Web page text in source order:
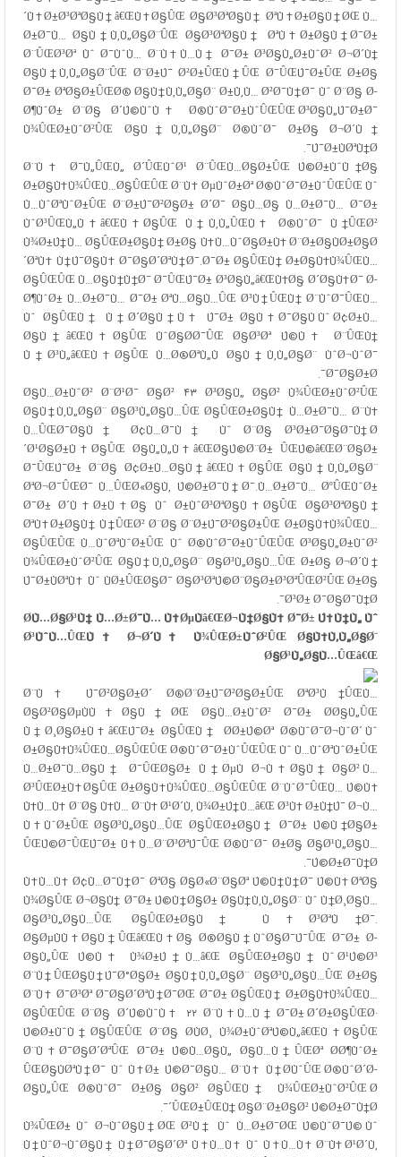
´Ù‡Ø±Ø³ØªØ§Ù†â€ŒÙ‡Ø§ÛŒ Ø§Ø³ØªØ§Ù† ØªÙ‡Ø±Ø§Ù†ØŒ Ù…
Ø±Ø¯Ù… Ø§Ù†Ù‚Ù„Ø§Ø¨ÛŒ Ø§Ø³ØªØ§Ù† ØªÙ‡Ø±Ø§Ù† Ø¯Ø±
Ø¨ÛŒØ³Øª Ùˆ Ø¯ÙˆÙ… Ø¨Ù‡Ù…Ù† Ø¯Ø± Ø³Ø§Ù„Ø±ÙˆØ² Ø¬Ø´Ù†
Ø§Ù†Ù‚Ù„Ø§Ø¨ÛŒ Ø¨Ø±Ú¯ Ø²Ø±ÛŒÙ†ÛŒ Ø¯ÛŒÚ¯Ø±ÛŒ Ø±Ø§
Ø¯Ø± ØªØ§Ø±ÛŒØ® Ø§Ù†Ù‚Ù„Ø§Ø¨ Ø±Ù‚Ù… Ø²Ø¯Ù†Ø¯ Ùˆ Ø¨Ø§ Ø­
Ø¶ÙˆØ± Ø¨Ø§ Ø´Ú©ÙˆÙ‡ Ø®ÙˆØ¯Ø±ÙˆÛŒÛŒ Ø³Ø§Ù„Ú¯Ø±Ø¯
Ù¾ÛŒØ±ÙˆØ²ÛŒ Ø§Ù†Ù‚Ù„Ø§Ø¨ Ø®ÙˆØ¯ Ø±Ø§ Ø¬Ø´Ù†
Ú¯Ø±ÙØªÙ†Ø¯.
Ø¨Ù‡ Ø¯Ù„ÛŒÙ„ Ø´ÛŒÙˆØ¹ Ø¨ÛŒÙ…Ø§Ø±ÛŒ Ú©Ø±ÙˆÙ†Ø§
Ø±Ø§Ù‡Ù¾ÛŒÙ…Ø§ÛŒÛŒ Ø¨Ù‡ ØµÙˆØ±Øª Ø®ÙˆØ¯Ø±ÙˆÛŒÛŒ Ùˆ
Ù…ÙˆØªÙˆØ±ÛŒ Ø¨Ø±Ú¯Ø²Ø§Ø± Ø´Ø¯ Ø§Ù…Ø§ Ù…Ø±Ø¯Ù… Ø¯Ø±
ÙˆØ³ÛŒÙ„Ù‡â€ŒÙ‡Ø§ÛŒ Ù†Ù‚Ù„ÛŒÙ‡ Ø®ÙˆØ¯ Ù†ÛŒØ²
Ù¾Ø±Ú†Ù… Ø§ÛŒØ±Ø§Ù† Ø±Ø§ Ù‡Ù…ÙˆØ§Ø±Ù‡ Ø¨Ø±Ø§ÙØ±Ø§Ø
´ØªÙ‡ Ù†Ú¯Ø§Ù‡ Ø¯Ø§Ø´ØªÙ†Ø¯.Ø¯Ø± Ø§ÛŒÙ† Ø±Ø§Ù‡Ù¾ÛŒÙ…
Ø§ÛŒÛŒ Ù…Ø§Ù†Ù†Ø¯ Ø¯ÛŒÚ¯Ø± Ø³Ø§Ù„â€ŒÙ‡Ø§ Ø´Ø§Ù‡Ø¯ Ø­
Ø¶ÙˆØ± Ù…Ø±Ø¯Ù… Ø¯Ø± ØªÙ…Ø§Ù…ÛŒ Ø³Ù†ÛŒÙ† Ø¨ÙˆØ¯ÛŒÙ…
Ùˆ Ø§ÛŒÙ† Ù†Ø´Ø§Ù†Ù‡ Ú¯Ø± Ø§Ù‡Ø¯Ø§Ù Ùˆ Ø¢Ø±Ù…
Ø§Ù†â€ŒÙ‡Ø§ÛŒ ÙˆØ§Ø­Ø¯ÛŒ Ø§Ø³Øª Ú©Ù‡ Ø¨ÛŒÙ†
Ù†Ø³Ù„â€ŒÙ‡Ø§ÛŒ Ù…Ø®ØªÙ„Ù Ø§Ù†Ù‚Ù„Ø§Ø¨ ÙˆØ¬ÙˆØ¯
Ø¯Ø§Ø±Ø¯.
Ø§Ù…Ø±ÙˆØ² Ø¨Ø¹Ø¯ Ø§Ø² ۴۳ Ø³Ø§Ù„ Ø§Ø² Ù¾ÛŒØ±ÙˆØ²ÛŒ
Ø§Ù†Ù‚Ù„Ø§Ø¨ Ø§Ø³Ù„Ø§Ù…ÛŒ Ø§ÛŒØ±Ø§Ù† Ù…Ø±Ø¯Ù… Ø¨Ù‡
Ù…ÛŒØ¯Ø§Ù† Ø¢Ù…Ø¯Ù† Ùˆ Ø¨Ø§ Ø³Ø±Ø¯Ø§Ø¯Ù† Ø
´Ø¹Ø§Ø±Ù‡Ø§ÛŒ Ø§Ù„Ù„Ù‡â€ŒØ§Ú©Ø¨Ø± ÛŒÚ©â€ŒØ¨Ø§Ø±
Ø¯ÛŒÚ¯Ø± Ø¨Ø§ Ø¢Ø±Ù…Ø§Ù†â€ŒÙ‡Ø§ÛŒ Ø§Ù†Ù‚Ù„Ø§Ø¨
ØªØ¬Ø¯ÛŒØ¯ Ù…ÛŒØ«Ø§Ù‚ Ú©Ø±Ø¯Ù†Ø¯.Ù…Ø±Ø¯Ù… ØºÛŒÙˆØ±
Ø¯Ø± Ø´Ù‡Ø±Ù‡Ø§ Ùˆ Ø±ÙˆØ³ØªØ§Ù‡Ø§ÛŒ Ø§Ø³ØªØ§Ù†
ØªÙ‡Ø±Ø§Ù† Ù†ÛŒØ² Ø¨Ø§ Ø¨Ø±Ú¯Ø²Ø§Ø±ÛŒ Ø±Ø§Ù‡Ù¾ÛŒÙ…
Ø§ÛŒÛŒ Ù…ÙˆØªÙˆØ±ÛŒ Ùˆ Ø®ÙˆØ¯Ø±ÙˆÛŒÛŒ Ø³Ø§Ù„Ø±ÙˆØ²
Ù¾ÛŒØ±ÙˆØ²ÛŒ Ø§Ù†Ù‚Ù„Ø§Ø¨ Ø§Ø³Ù„Ø§Ù…ÛŒ Ø±Ø§ Ø¬Ø´Ù†
Ú¯Ø±ÙØªÙ‡ Ùˆ ÙØ±ÛŒØ§Ø¯ Ø§Ø³ØªÚ©Ø¨Ø§Ø±Ø³ØªÛŒØ²ÛŒ Ø±Ø§
Ø³Ø± Ø¯Ø§Ø¯Ù†Ø¯.
Ø­Ù…Ø§Ø³Ù‡ Ù…Ø±Ø¯Ù… Ù†ØµÙâ€ŒØ¬Ù‡Ø§Ù† Ø¯Ø± Ú†Ù‡Ù„ Ùˆ
Ø³ÙˆÙ…ÛŒÙ† Ø¬Ø´Ù† Ù¾ÛŒØ±ÙˆØ²ÛŒ Ø§Ù†Ù‚Ù„Ø§Ø¨
Ø§Ø³Ù„Ø§Ù…ÛŒâ€Œ
Ø¨Ù‡ Ú¯Ø²Ø§Ø±Ø´ Ø®Ø¨Ø±Ú¯Ø²Ø§Ø±ÛŒ ØªØ³Ù†ÛŒÙ…
Ø§Ø²Ø§ØµÙÙ‡Ø§Ù†ØŒ Ø§Ù…Ø±ÙˆØ² Ø¯Ø± Ø­Ø§Ù„ÛŒ
Ù†Ø¸Ø§Ø±Ù‡â€ŒÚ¯Ø± Ø§ÛŒÙ† Ø­Ø±Ú©Øª Ø®ÙˆØ¯Ø¬ÙˆØ´ Ùˆ
Ø±Ø§Ù‡Ù¾ÛŒÙ…Ø§ÛŒÛŒ Ø®ÙˆØ¯Ø±ÙˆÛŒÛŒ Ùˆ Ù…ÙˆØªÙˆØ±ÛŒ
Ù…Ø±Ø¯Ù…Ø§Ù† Ø¯ÛŒØ§Ø± Ù†ØµÙ Ø¬Ù‡Ø§Ù† Ø§Ø² Ù…
Ø³ÛŒØ±Ù‡Ø§ÛŒ Ø±Ø§Ù‡Ù¾ÛŒÙ…Ø§ÛŒÛŒ Ø¨ÙˆØ¯ÛŒÙ… Ú©Ù‡
Ù‡Ù…Ù‡ Ø¨Ø§ Ù‡Ù… Ø¨Ù‡ Ø¹Ø´Ù‚ Ù¾Ø±Ú†Ù…â€Œ Ø³Ù‡ Ø±Ù†Ú¯ Ø¬Ù…
Ù‡ÙˆØ±ÛŒ Ø§Ø³Ù„Ø§Ù…ÛŒ Ø§ÛŒØ±Ø§Ù† Ø¯Ø± Ú©Ù†Ø§Ø±
ÛŒÚ©Ø¯ÛŒÚ¯Ø± Ù‡Ù…Ø¨Ø³ØªÚ¯ÛŒ Ø®ÙˆØ¯ Ø±Ø§ Ø§Ø¹Ù„Ø§Ù…
Ú©Ø±Ø¯Ù†Ø¯.
Ù‡Ù…Ù‡ Ø¢Ù…Ø¯Ù†Ø¯ ØªØ§ Ø§Ø«Ø¨Ø§Øª Ú©Ù†Ù†Ø¯ Ú©Ù‡ ØªØ§
Ù¾Ø§ÛŒ Ø¬Ø§Ù† Ø¯Ø± Ú©Ù†Ø§Ø± Ø§Ù†Ù‚Ù„Ø§Ø¨ Ùˆ Ù†Ø¸Ø§Ù…
Ø§Ø³Ù„Ø§Ù…ÛŒ Ø§ÛŒØ±Ø§Ù† Ù‡Ø³ØªÙ†Ø¯.
Ø§ØµÙÙ‡Ø§Ù†ÛŒâ€ŒÙ‡Ø§ Ø®Ø§Ù†ÙˆØ§Ø¯Ú¯ÛŒ Ø¯Ø± Ø­
Ø§Ù„ÛŒ Ú©Ù‡ Ù¾Ø±Ú†Ù…â€Œ Ø§ÛŒØ±Ø§Ù† Ùˆ Ø¹Ú©Ø³
Ø¨Ù†ÛŒØ§Ù†Ú¯Ø°Ø§Ø± Ø§Ù†Ù‚Ù„Ø§Ø¨ Ø§Ø³Ù„Ø§Ù…ÛŒ Ø±Ø§
Ø¨Ù‡ Ø¯Ø³Øª Ø¯Ø§Ø´ØªÙ†Ø¯ØŒ Ø¯Ø± Ø§ÛŒÙ† Ø±Ø§Ù‡Ù¾ÛŒÙ…
Ø§ÛŒÛŒ Ø¨Ø§ Ø´Ú©ÙˆÙ‡ ۲۲ Ø¨Ù‡Ù…Ù† Ø¯Ø± Ø´Ø±Ø§ÛŒØ·
Ú©Ø±ÙˆÙ†Ø§ÛŒÛŒ Ø¨Ø§ Ø­ÙØ¸ Ù¾Ø±ÙˆØªÚ©Ù„â€ŒÙ‡Ø§ÛŒ
Ø¨Ù‡Ø¯Ø§Ø´ØªÛŒ Ø¯Ø± Ú©Ù…Ø§Ù„ Ø§Ù…Ù†ÛŒØª Ø­Ø¶ÙˆØ±
ÛŒØ§ÙØªÙ†Ø¯ Ùˆ Ù‡Ø± Ú©Ø¯Ø§Ù… Ø¨Ù‡ Ù†Ø­ÙˆÛŒ Ø®ÙˆØ´Ø­
Ø§Ù„ÛŒ Ø®ÙˆØ¯ Ø±Ø§ Ø§Ø² Ø§ÛŒÙ† Ù¾ÛŒØ±ÙˆØ²ÛŒ Ø
´ÛŒØ±ÛŒÙ† Ø§Ø¨Ø±Ø§Ø² Ú©Ø±Ø¯Ù†Ø¯.
Ù¾ÛŒØ± Ùˆ Ø¬ÙˆØ§Ù†ØŒ Ø²Ù† Ùˆ Ù…Ø±Ø¯ØŒ Ú©ÙˆØ¯Ú© Ùˆ
Ù†ÙˆØ¬ÙˆØ§Ù† Ù†Ø¯Ø§Ø´Øª Ù‡Ù…Ù‡ Ùˆ Ù‡Ù…Ù‡ Ø¨Ù‡ Ø¹Ø´Ù‚